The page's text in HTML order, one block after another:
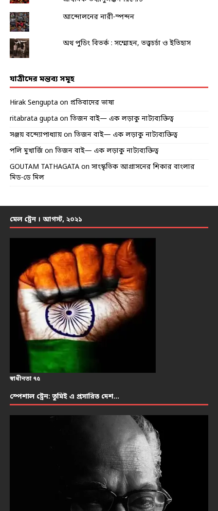
আন্দোলনের নারী-স্পন্দন
অথ পুডিং বিতর্ক : সম্মোহন, তত্ত্বচর্চা ও ইতিহাস
যাত্রীদের মন্তব্য সমূহ
Hirak Sengupta on প্রতিবাদের ভাষা
ritabrata gupta on তিজন বাই— এক লড়াকু নাট্যব্যক্তিত্ব
সঞ্জয় বন্দ্যোপাধ্যায় on তিজন বাই— এক লড়াকু নাট্যব্যক্তিত্ব
পলি মুখার্জি on তিজন বাই— এক লড়াকু নাট্যব্যক্তিত্ব
GOUTAM TATHAGATA on সাংস্কৃতিক আগ্রাসনের শিকার বাংলার
মিড-ডে মিল
মেল ট্রেন । আগস্ট, ২০২১
স্বাধীনতা ৭৫
স্পেশাল ট্রেন: তুমিই এ প্রসারিত দেশ…